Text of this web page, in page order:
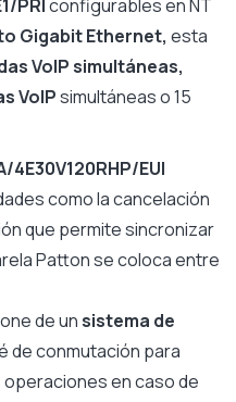
PRIconfigurables en NT
Gigabit Ethernet, esta
VoIP simultáneas,
VoIPsimultáneas o 15
EUI
como la cancelación
que permite sincronizar
Patton se coloca entre
de unsistema de
de conmutación para
en caso de